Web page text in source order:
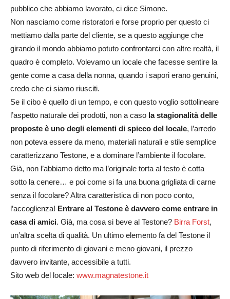
pubblico che abbiamo lavorato, ci dice Simone.
Non nasciamo come ristoratori e forse proprio per questo ci
mettiamo dalla parte del cliente, se a questo aggiunge che
girando il mondo abbiamo potuto confrontarci con altre realtà, il
quadro è completo. Volevamo un locale che facesse sentire la
gente come a casa della nonna, quando i sapori erano genuini,
credo che ci siamo riusciti.
Se il cibo è quello di un tempo, e con questo voglio sottolineare
l’aspetto naturale dei prodotti, non a caso la stagionalità delle
proposte è uno degli elementi di spicco del locale, l’arredo
non poteva essere da meno, materiali naturali e stile semplice
caratterizzano Testone, e a dominare l’ambiente il focolare.
Già, non l’abbiamo detto ma l’originale torta al testo è cotta
sotto la cenere… e poi come si fa una buona grigliata di carne
senza il focolare? Altra caratteristica di non poco conto,
l’accoglienza! Entrare al Testone è davvero come entrare in
casa di amici. Già, ma cosa si beve al Testone? Birra Forst,
un’altra scelta di qualità. Un ultimo elemento fa del Testone il
punto di riferimento di giovani e meno giovani, il prezzo
davvero invitante, accessibile a tutti.
Sito web del locale: www.magnatestone.it